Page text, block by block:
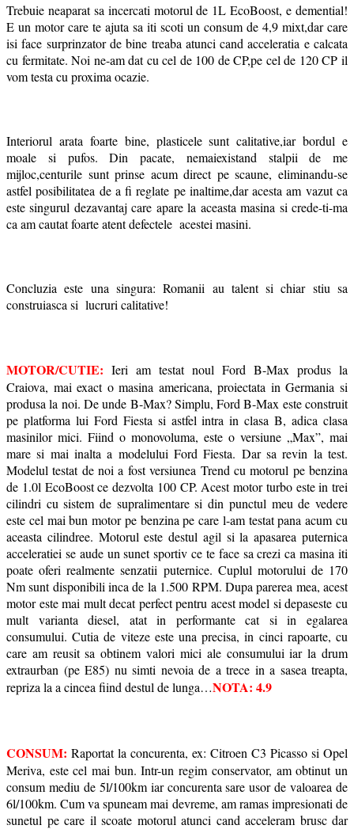
Trebuie neaparat sa incercati motorul de 1L EcoBoost, e demential!
E un motor care te ajuta sa iti scoti un consum de 4,9 mixt,dar care
isi face surprinzator de bine treaba atunci cand acceleratia e calcata
cu fermitate. Noi ne-am dat cu cel de 100 de CP,pe cel de 120 CP il
vom testa cu proxima ocazie.
Interiorul arata foarte bine, plasticele sunt calitative,iar bordul e
moale si pufos. Din pacate, nemaiexistand stalpii de me
mijloc,centurile sunt prinse acum direct pe scaune, eliminandu-se
astfel posibilitatea de a fi reglate pe inaltime,dar acesta am vazut ca
este singurul dezavantaj care apare la aceasta masina si crede-ti-ma
ca am cautat foarte atent defectele acestei masini.
Concluzia este una singura: Romanii au talent si chiar stiu sa
construiasca si lucruri calitative!
MOTOR/CUTIE: Ieri am testat noul Ford B-Max produs la
Craiova, mai exact o masina americana, proiectata in Germania si
produsa la noi. De unde B-Max? Simplu, Ford B-Max este construit
pe platforma lui Ford Fiesta si astfel intra in clasa B, adica clasa
masinilor mici. Fiind o monovoluma, este o versiune „Max”, mai
mare si mai inalta a modelului Ford Fiesta. Dar sa revin la test.
Modelul testat de noi a fost versiunea Trend cu motorul pe benzina
de 1.0l EcoBoost ce dezvolta 100 CP. Acest motor turbo este in trei
cilindri cu sistem de supralimentare si din punctul meu de vedere
este cel mai bun motor pe benzina pe care l-am testat pana acum cu
aceasta cilindree. Motorul este destul agil si la apasarea puternica
acceleratiei se aude un sunet sportiv ce te face sa crezi ca masina iti
poate oferi realmente senzatii puternice. Cuplul motorului de 170
Nm sunt disponibili inca de la 1.500 RPM. Dupa parerea mea, acest
motor este mai mult decat perfect pentru acest model si depaseste cu
mult varianta diesel, atat in performante cat si in egalarea
consumului. Cutia de viteze este una precisa, in cinci rapoarte, cu
care am reusit sa obtinem valori mici ale consumului iar la drum
extraurban (pe E85) nu simti nevoia de a trece in a sasea treapta,
repriza la a cincea fiind destul de lunga…NOTA: 4.9
CONSUM: Raportat la concurenta, ex: Citroen C3 Picasso si Opel
Meriva, este cel mai bun. Intr-un regim conservator, am obtinut un
consum mediu de 5l/100km iar concurenta sare usor de valoarea de
6l/100km. Cum va spuneam mai devreme, am ramas impresionati de
sunetul pe care il scoate motorul atunci cand acceleram brusc dar